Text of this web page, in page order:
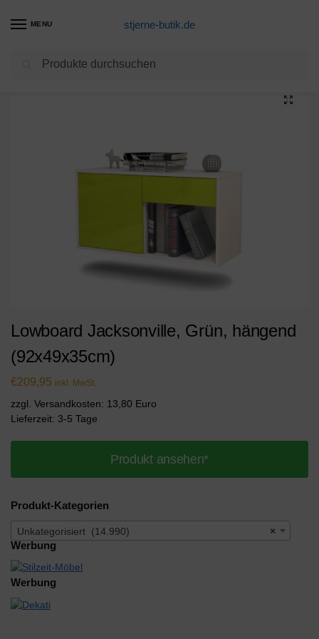
MENU stjerne-butik.de
Unkategorisiert / Lowboard Jacksonville, Grün, hängend (92x49x35cm)
Lowboard Jacksonville, Grün, hängend
(92x49x35cm)
€209,95 inkl. MwSt.
zzgl. Versandkosten: 13,80 Euro
Lieferzeit: 3-5 Tage
Produkt ansehen*
Produkt-Kategorien
×
Unkategorisiert (14.990)
Werbung
Werbung